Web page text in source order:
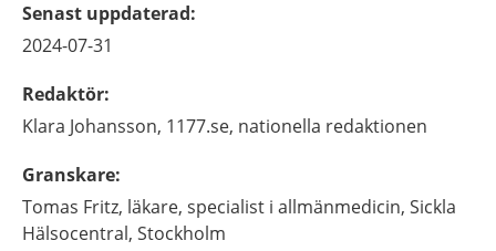
Senast uppdaterad:
2024-07-31
Redaktör:
Klara Johansson, 1177.se, nationella redaktionen
Granskare:
Tomas Fritz, läkare, specialist i allmänmedicin, Sickla
Hälsocentral, Stockholm